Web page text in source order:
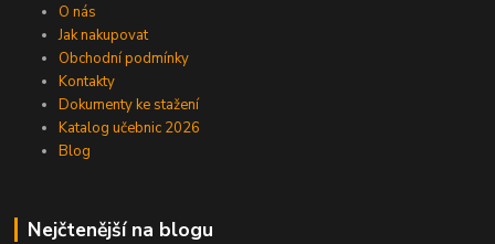
O nás
Jak nakupovat
Obchodní podmínky
Kontakty
Dokumenty ke stažení
Katalog učebnic 2026
Blog
Nejčtenější na blogu